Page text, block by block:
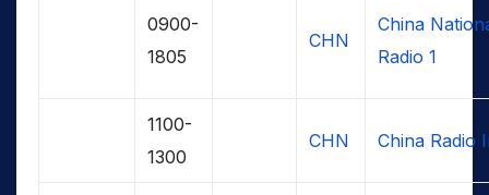
0900-
1805
CHN
China
Radio 1
1100-
1300
CHN China Radio